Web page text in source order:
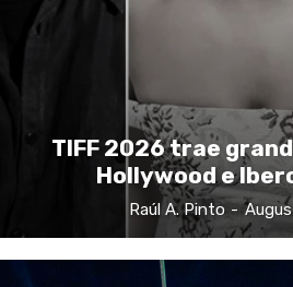
TIFF 2026 trae
Hollywood e
Raúl A. Pinto -